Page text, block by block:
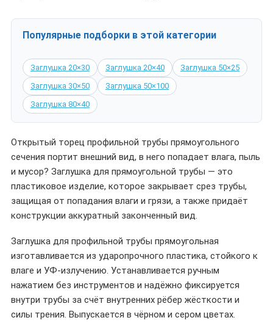
Популярные подборки в этой категории
Заглушка 20×30 Заглушка 20×40
Заглушка 50×25
Заглушка 30×50
Заглушка 50×100
Заглушка 80×40
Открытый торец профильной трубы прямоугольного
сечения портит внешний вид, в него попадает влага, пыль
и мусор? Заглушка для прямоугольной трубы — это
пластиковое изделие, которое закрывает срез трубы,
защищая от попадания влаги и грязи, а также придаёт
конструкции аккуратный законченный вид.
Заглушка для профильной трубы прямоугольная
изготавливается из ударопрочного пластика, стойкого к
влаге и УФ-излучению. Устанавливается ручным
нажатием без инструментов и надёжно фиксируется
внутри трубы за счёт внутренних рёбер жёсткости и
силы трения. Выпускается в чёрном и сером цветах.